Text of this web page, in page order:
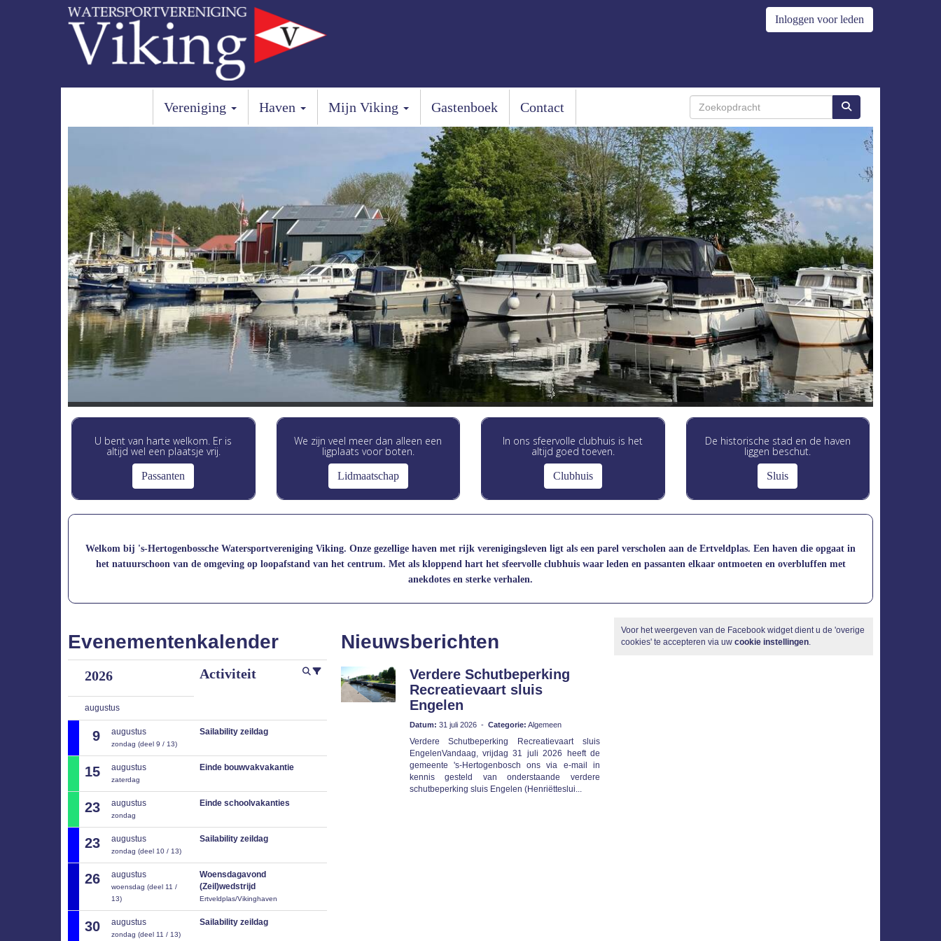
Inloggen voor leden
Vereniging Haven Mijn Viking Gastenboek Contact
U bent van harte welkom. Er is
altijd wel een plaatsje vrij.
Passanten
We zijn veel meer dan alleen een
ligplaats voor boten.
Lidmaatschap
In ons sfeervolle clubhuis is het
altijd goed toeven.
Clubhuis
De historische stad en de haven
liggen beschut.
Sluis
Welkom bij 's-Hertogenbossche Watersportvereniging Viking. Onze gezellige haven met rijk verenigingsleven ligt als een parel verscholen aan de Ertveldplas. Een haven die opgaat in
het natuurschoon van de omgeving op loopafstand van het centrum. Met als kloppend hart het sfeervolle clubhuis waar leden en passanten elkaar ontmoeten en overbluffen met
anekdotes en sterke verhalen.
Evenementenkalender
2026 Activiteit
augustus
9 augustus
zondag (deel 9 / 13)
Sailability zeildag
15 augustus
zaterdag
Einde bouwvakvakantie
23 augustus
zondag
Einde schoolvakanties
23 augustus
zondag (deel 10 / 13)
Sailability zeildag
26 augustus
woensdag (deel 11 /
13)
Woensdagavond
(Zeil)wedstrijd
Ertveldplas/Vikinghaven
30 augustus
zondag (deel 11 / 13)
Sailability zeildag
Nieuwsberichten
Verdere Schutbeperking
Recreatievaart sluis
Engelen
Datum: 31 juli 2026 - Categorie: Algemeen
Verdere Schutbeperking Recreatievaart sluis
EngelenVandaag, vrijdag 31 juli 2026 heeft de
gemeente 's-Hertogenbosch ons via e-mail in
kennis gesteld van onderstaande verdere
schutbeperking sluis Engelen (Henriëtteslui...
Voor het weergeven van de Facebook widget dient u de 'overige
cookies' te accepteren via uw cookie instellingen